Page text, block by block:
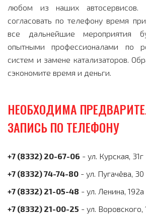
любом из наших
согласовать по телефону время
все дальнейшие мероприятия
опытными профессионалами по
систем и замене катализаторов.
сэкономите время и деньги.
НЕОБХОДИМА
ЗАПИСЬ ПО ТЕЛЕФОНУ
+7 (8332) 20-67-06 - ул. Курская, 31г
+7 (8332) 74-74-80 - ул. Пугачёва, 30
+7 (8332) 21-05-48 - ул. Ленина, 192а
+7 (8332) 21-00-25 - ул. Воровского,